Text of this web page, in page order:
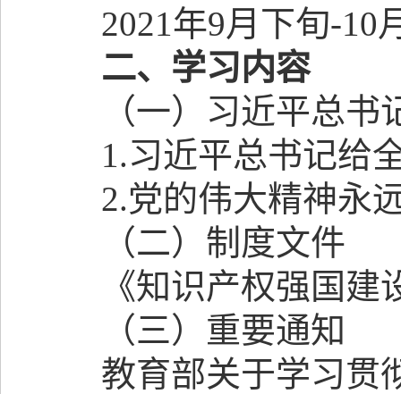
2021年9月下旬-10
二、学习内容
（一）习近平总
1.习近平总书记给
2.党的伟大精神永
（二）制度文件
《知识产权强国建
（三）重要通知
教育部关于学习贯